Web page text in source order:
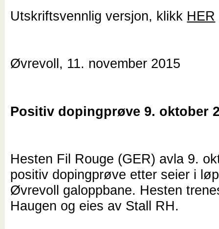
Utskriftsvennlig versjon, klikk HER
Øvrevoll, 11. november 2015
Positiv dopingprøve 9. oktober
Hesten Fil Rouge (GER) avla 9.
positiv dopingprøve etter seier i
Øvrevoll galoppbane. Hesten
Haugen og eies av Stall RH.